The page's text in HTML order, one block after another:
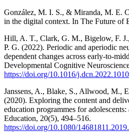
González, M. I. S., & Miranda, M. E.
in the digital context. In The Future of
Hill, A. T., Clark, G. M., Bigelow, F.
P. G. (2022). Periodic and aperiodic
dependent changes across early-to-
Developmental Cognitive
https://doi.org/10.1016/
Janssens, A., Blake, S., Allwood, M.,
(2020). Exploring the content and
education programmes for
Education, 20(5), 494–516.
https://doi.org/10.1080/